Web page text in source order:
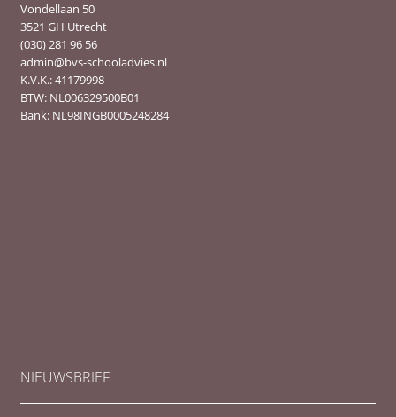
Vondellaan 50
3521 GH Utrecht
(030) 281 96 56
admin@bvs-schooladvies.nl
K.V.K.: 41179998
BTW: NL006329500B01
Bank: NL98INGB0005248284
NIEUWSBRIEF